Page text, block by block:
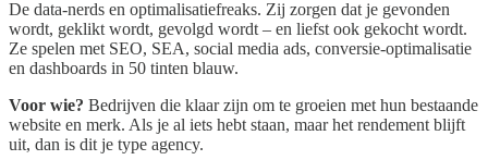
De data-nerds en optimalisatiefreaks. Zij zorgen dat je gevonden
wordt, geklikt wordt, gevolgd wordt – en liefst ook gekocht wordt.
Ze spelen met SEO, SEA, social media ads, conversie-optimalisatie
en dashboards in 50 tinten blauw.
Voor wie? Bedrijven die klaar zijn om te groeien met hun bestaande
website en merk. Als je al iets hebt staan, maar het rendement blijft
uit, dan is dit je type agency.